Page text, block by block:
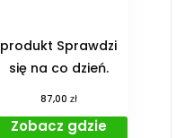
produkt Sprawdzi
się na co dzień.
87,00 zł
Zobacz gdzie